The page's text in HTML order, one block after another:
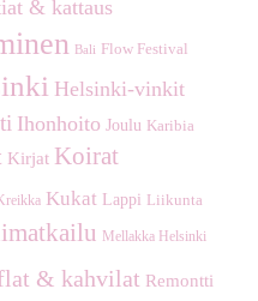
& kattaus
Bali Flow Festival
Helsinki-vinkit
Ihonhoito Joulu Karibia
Kirjat Koirat
Kukat Lappi Liikunta
Mellakka Helsinki
& kahvilat Remontti